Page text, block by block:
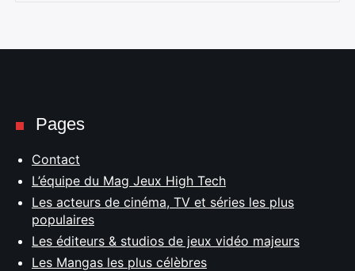
Pages
Contact
L’équipe du Mag Jeux High Tech
Les acteurs de cinéma, TV et séries les plus
populaires
Les éditeurs & studios de jeux vidéo majeurs
Les Mangas les plus célèbres